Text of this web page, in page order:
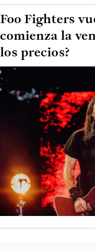
Foo Fighters
comienza la
los precios?